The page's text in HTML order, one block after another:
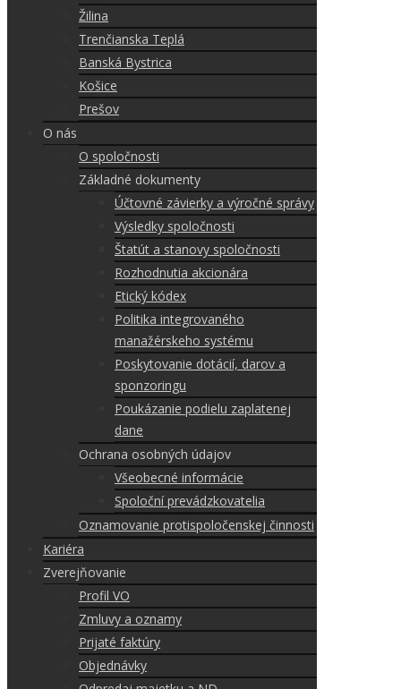
Žilina
Trenčianska Teplá
Banská Bystrica
Košice
Prešov
O nás
O spoločnosti
Základné dokumenty
Účtovné závierky a výročné správy
Výsledky spoločnosti
Štatút a stanovy spoločnosti
Rozhodnutia akcionára
Etický kódex
Politika integrovaného
manažérskeho systému
Poskytovanie dotácií, darov a
sponzoringu
Poukázanie podielu zaplatenej
dane
Ochrana osobných údajov
Všeobecné informácie
Spoloční prevádzkovatelia
Oznamovanie protispoločenskej činnosti
Kariéra
Zverejňovanie
Profil VO
Zmluvy a oznamy
Prijaté faktúry
Objednávky